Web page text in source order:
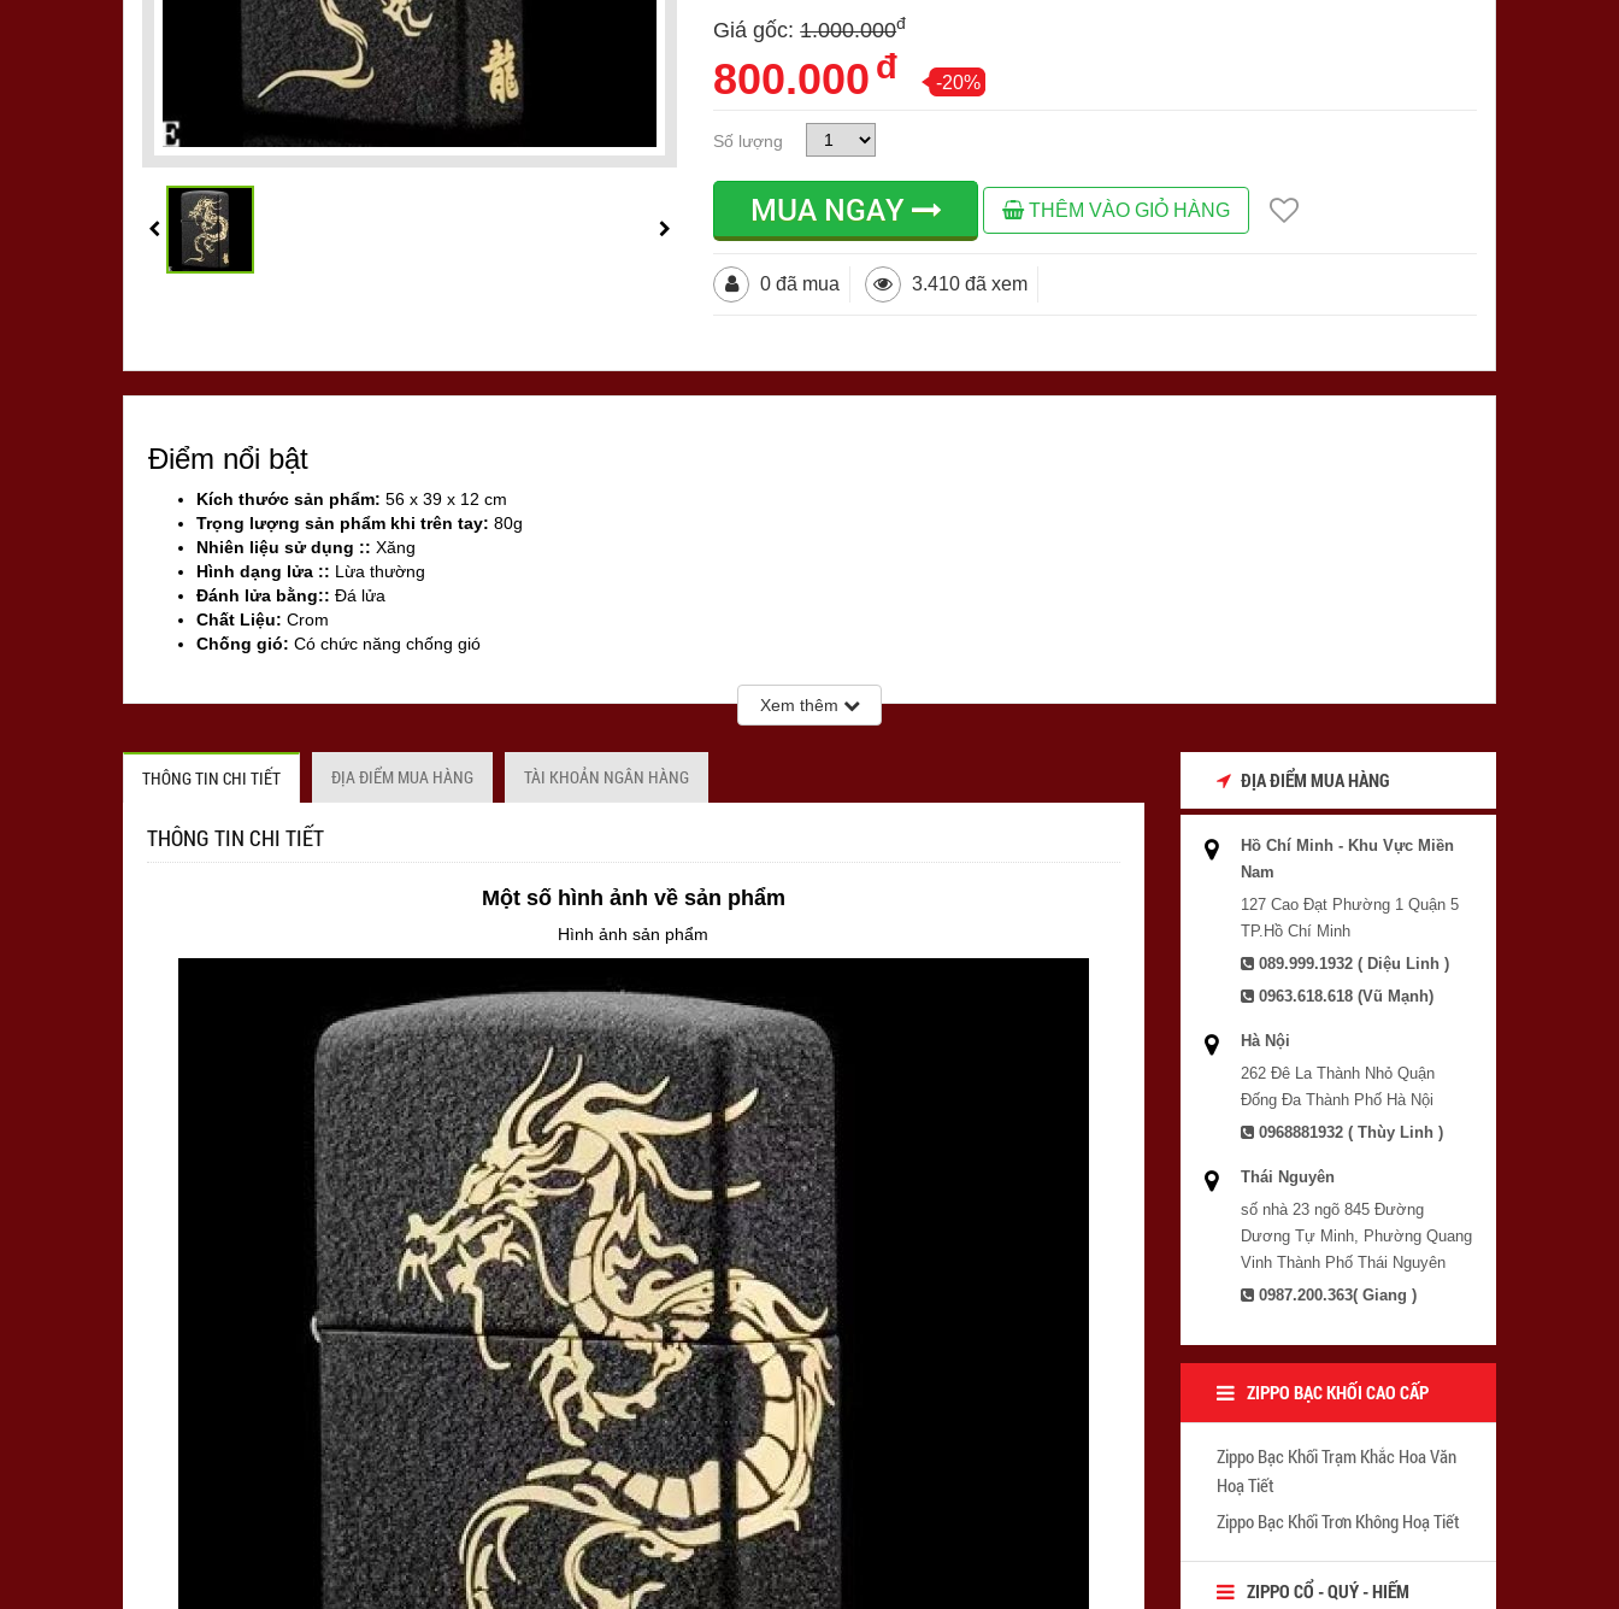
Giá gốc: 1.000.000đ
800.000 đ -20%
Số lượng
MUA NGAY THÊM VÀO GIỎ HÀNG
0 đã mua 3.410 đã xem
Điểm nổi bật
Kích thước sản phẩm: 56 x 39 x 12 cm
Trọng lượng sản phẩm khi trên tay: 80g
Nhiên liệu sử dụng :: Xăng
Hình dạng lửa :: Lừa thường
Đánh lửa bằng:: Đá lửa
Chất Liệu: Crom
Chống gió: Có chức năng chống gió
Xem thêm
THÔNG TIN CHI TIẾT ĐỊA ĐIỂM MUA HÀNG TÀI KHOẢN NGÂN HÀNG
THÔNG TIN CHI TIẾT
Một số hình ảnh về sản phẩm
Hình ảnh sản phẩm
ĐỊA ĐIỂM MUA HÀNG
Hồ Chí Minh - Khu Vực Miền
Nam
127 Cao Đạt Phường 1 Quận 5
TP.Hồ Chí Minh
089.999.1932 ( Diệu Linh )
0963.618.618 (Vũ Mạnh)
Hà Nội
262 Đê La Thành Nhỏ Quận
Đống Đa Thành Phố Hà Nội
0968881932 ( Thùy Linh )
Thái Nguyên
số nhà 23 ngõ 845 Đường
Dương Tự Minh, Phường Quang
Vinh Thành Phố Thái Nguyên
0987.200.363( Giang )
ZIPPO BẠC KHỐI CAO CẤP
Zippo Bạc Khối Trạm Khắc Hoa Văn
Hoạ Tiết
Zippo Bạc Khối Trơn Không Hoạ Tiết
ZIPPO CỔ - QUÝ - HIẾM